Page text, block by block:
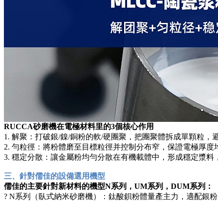
RUCCA砂磨機在電極材料里的3個核心作用
1. 解聚：打破銀/鎳/銅粉的軟/硬團聚，把團聚體拆成單顆粒，
2. 勻粒徑：將粉體磨至目標粒徑并控制分布窄，保證電極厚
3. 穩定分散：讓金屬粉均勻分散在有機載體中，形成穩定漿
三、針對儒佳的設備選用機型
儒佳的主要針對新材料的機型N系列，UM系列，DUM系列：
? N系列（臥式納米砂磨機）：鈦酸鋇粉體量產主力，適配銀